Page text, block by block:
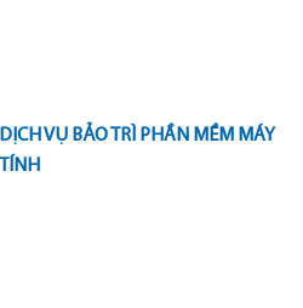
DỊCH VỤ BẢO TRÌ PHẦN MỀM MÁY
TÍNH